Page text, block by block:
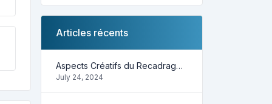
Articles récents
Aspects Créatifs du Recadrage de Photos en Ligne
July 24, 2024